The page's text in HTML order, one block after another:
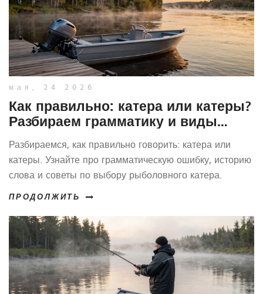
мая, 24 2026
Как правильно: катера или катеры?
Разбираем грамматику и виды
рыболовных судов
Разбираемся, как правильно говорить: катера или
катеры. Узнайте про грамматическую ошибку, историю
слова и советы по выбору рыболовного катера.
ПРОДОЛЖИТЬ